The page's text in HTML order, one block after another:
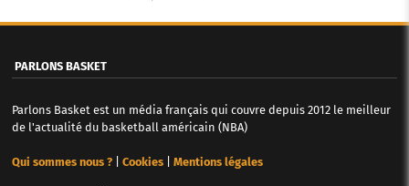
e
s
PARLONS BASKET
Parlons Basket est un média français qui couvre depuis 2012 le meilleur
de l'actualité du basketball américain (NBA)
Qui sommes nous ?| Cookies| Mentions légales